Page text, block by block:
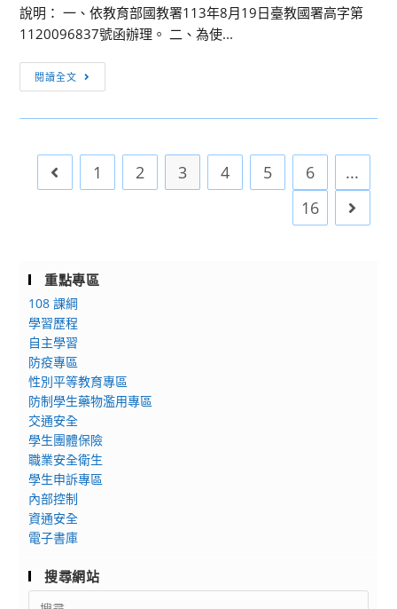
學
實
享」
音
科
學
校
藝
(含
流
計
會」
說明： 一、依教育部國教署113年8月19日臺教國署高字第
1120096837號函辦理。 二、為使...
閱讀全文
息
轉
「113
修
課
Go to the previous page
1 2 3 4 5 6
...
16
Go to
重點專區
108 課綱
學習歷程
自主學習
防疫專區
性別平等教育專區
防制學生藥物濫用專區
交通安全
學生團體保險
職業安全衛生
學生申訴專區
內部控制
資通安全
電子書庫
搜尋網站
Search